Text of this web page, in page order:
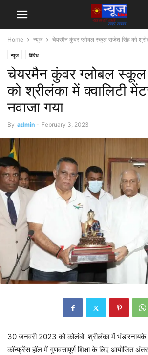
Home न्यूज चेयरमैन कुंवर ग्लोबल स्कूल राजेश सिंह को
न्यूज विविध
चेयरमैन कुंवर ग्लोबल स्कूल
को श्रीलंका में क्वालिटी
नवाजा गया
By admin - February 3, 2023
30 जनवरी 2023 को कोलंबो, श्रीलंका में
कॉन्फ्रेंस हॉल में गुणवत्तापूर्ण शिक्षा के लिए आयोजित